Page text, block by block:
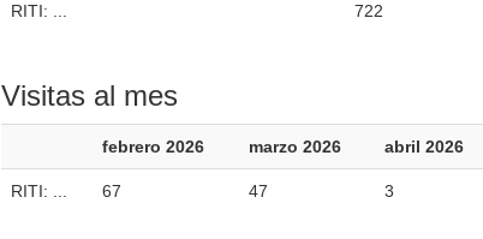
RITI: ... 722
Visitas al mes
febrero 2026 marzo 2026 abril 2026
RITI: ... 67 47 3